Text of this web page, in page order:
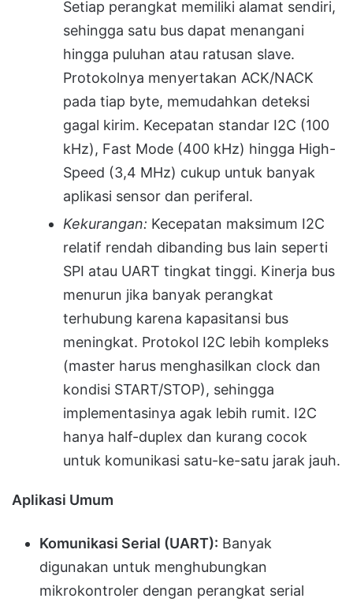
Setiap perangkat memiliki alamat sendiri,
sehingga satu bus dapat menangani
hingga puluhan atau ratusan slave.
Protokolnya menyertakan ACK/NACK
pada tiap byte, memudahkan deteksi
gagal kirim. Kecepatan standar I2C (100
kHz), Fast Mode (400 kHz) hingga High-
Speed (3,4 MHz) cukup untuk banyak
aplikasi sensor dan periferal.
Kekurangan: Kecepatan maksimum I2C
relatif rendah dibanding bus lain seperti
SPI atau UART tingkat tinggi. Kinerja bus
menurun jika banyak perangkat
terhubung karena kapasitansi bus
meningkat. Protokol I2C lebih kompleks
(master harus menghasilkan clock dan
kondisi START/STOP), sehingga
implementasinya agak lebih rumit. I2C
hanya half-duplex dan kurang cocok
untuk komunikasi satu-ke-satu jarak jauh.
Aplikasi Umum
Komunikasi Serial (UART): Banyak
digunakan untuk menghubungkan
mikrokontroler dengan perangkat serial